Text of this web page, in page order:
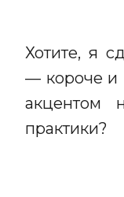
Хотите, я
— короче и
акцентом
практики?